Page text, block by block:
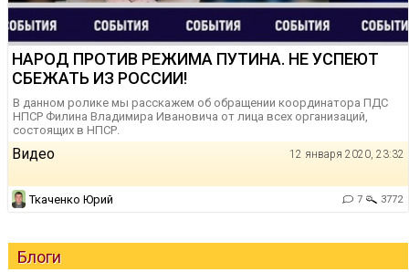
НАРОД ПРОТИВ РЕЖИМА ПУТИНА. НЕ УСПЕЮТ
СБЕЖАТЬ ИЗ РОССИИ!
В данном ролике мы расскажем об обращении координатора ПДС
НПСР Филина Владимира Ивановича от лица всех организаций,
состоящих в НПСР.
Видео 12 января 2020, 23:32
Ткаченко Юрий 7 3772
Блоги